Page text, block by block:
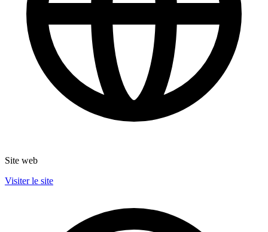
Site web
Visiter le site